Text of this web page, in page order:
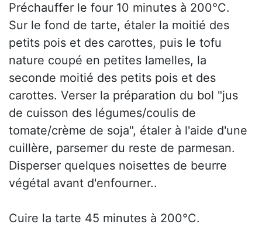
Préchauffer le four 10 minutes à 200°C.
Sur le fond de tarte, étaler la moitié des
petits pois et des carottes, puis le tofu
nature coupé en petites lamelles, la
seconde moitié des petits pois et des
carottes. Verser la préparation du bol "jus
de cuisson des légumes/coulis de
tomate/crème de soja", étaler à l'aide d'une
cuillère, parsemer du reste de parmesan.
Disperser quelques noisettes de beurre
végétal avant d'enfourner..
Cuire la tarte 45 minutes à 200°C.